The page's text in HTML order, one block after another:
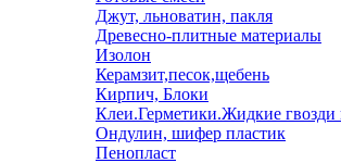
Джут, льноватин, пакля
Древесно-плитные материалы
Изолон
Керамзит,песок,щебень
Кирпич, Блоки
Клеи.Герметики.Жидкие гвозди
Ондулин, шифер пластик
Пенопласт